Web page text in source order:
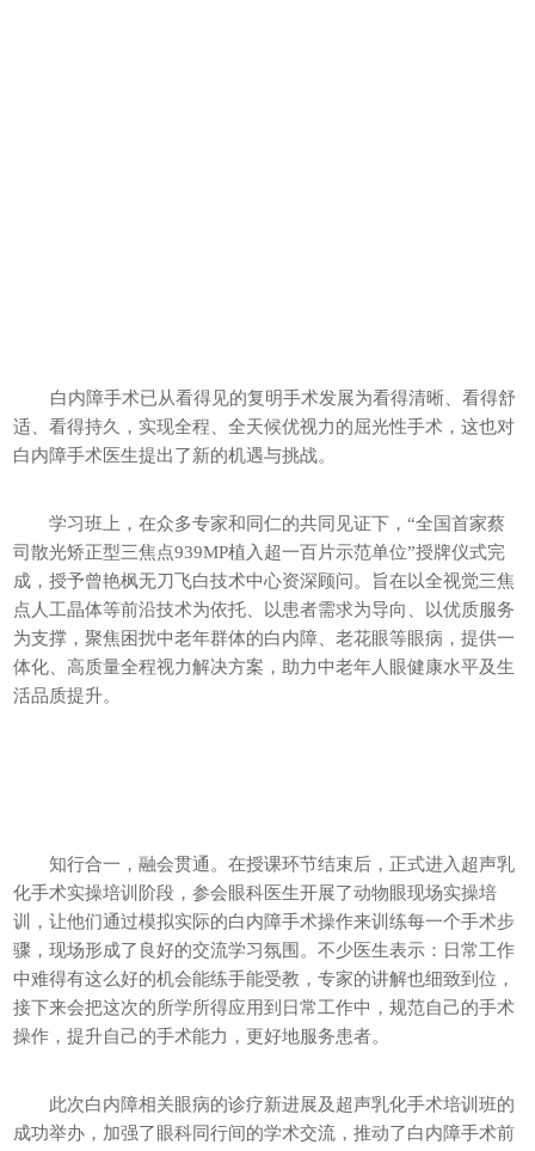
白内障手术已从看得见的复明手术发展为看得清晰、看得舒
适、看得持久，实现全程、全天候优视力的屈光性手术，这也对
白内障手术医生提出了新的机遇与挑战。
学习班上，在众多专家和同仁的共同见证下，“全国首家蔡
司散光矫正型三焦点939MP植入超一百片示范单位”授牌仪式完
成，授予曾艳枫无刀飞白技术中心资深顾问。旨在以全视觉三焦
点人工晶体等前沿技术为依托、以患者需求为导向、以优质服务
为支撑，聚焦困扰中老年群体的白内障、老花眼等眼病，提供一
体化、高质量全程视力解决方案，助力中老年人眼健康水平及生
活品质提升。
知行合一，融会贯通。在授课环节结束后，正式进入超声乳
化手术实操培训阶段，参会眼科医生开展了动物眼现场实操培
训，让他们通过模拟实际的白内障手术操作来训练每一个手术步
骤，现场形成了良好的交流学习氛围。不少医生表示：日常工作
中难得有这么好的机会能练手能受教，专家的讲解也细致到位，
接下来会把这次的所学所得应用到日常工作中，规范自己的手术
操作，提升自己的手术能力，更好地服务患者。
此次白内障相关眼病的诊疗新进展及超声乳化手术培训班的
成功举办，加强了眼科同行间的学术交流，推动了白内障手术前